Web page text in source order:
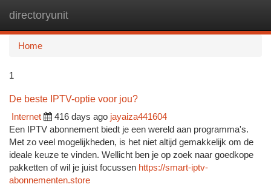
directoryunit
Home
1
De beste IPTV-optie voor jou?
Internet
416 days ago jayaiza441604
Een IPTV abonnement biedt je een wereld aan programma's.
Met zo veel mogelijkheden, is het niet altijd gemakkelijk om de
ideale keuze te vinden. Wellicht ben je op zoek naar goedkope
pakketten of wil je juist focussen https://smart-iptv-
abonnementen.store